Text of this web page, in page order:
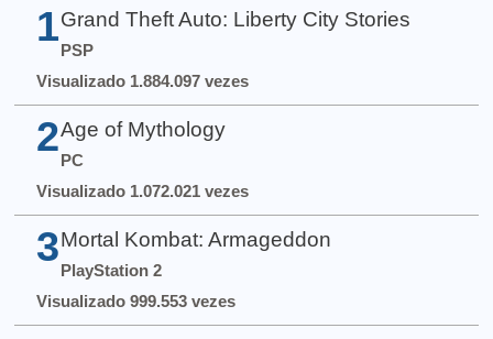
1 Grand Theft Auto: Liberty City Stories
PSP
Visualizado 1.884.097 vezes
2 Age of Mythology
PC
Visualizado 1.072.021 vezes
3 Mortal Kombat: Armageddon
PlayStation 2
Visualizado 999.553 vezes